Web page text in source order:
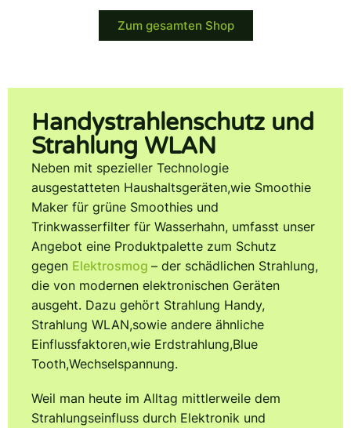
Zum gesamten Shop
Handystrahlen­schutz und
Strahlung WLAN
Neben mit spezieller Technologie
ausgestatteten Haushaltsgeräten,wie Smoothie
Maker für grüne Smoothies und
Trinkwasserfilter für Wasserhahn, umfasst unser
Angebot eine Produktpalette zum Schutz
gegen Elektrosmog – der schädlichen Strahlung,
die von modernen elektronischen Geräten
ausgeht. Dazu gehört Strahlung Handy,
Strahlung WLAN,sowie andere ähnliche
Einflussfaktoren,wie Erdstrahlung,Blue
Tooth,Wechselspannung.
Weil man heute im Alltag mittlerweile dem
Strahlungseinfluss durch Elektronik und